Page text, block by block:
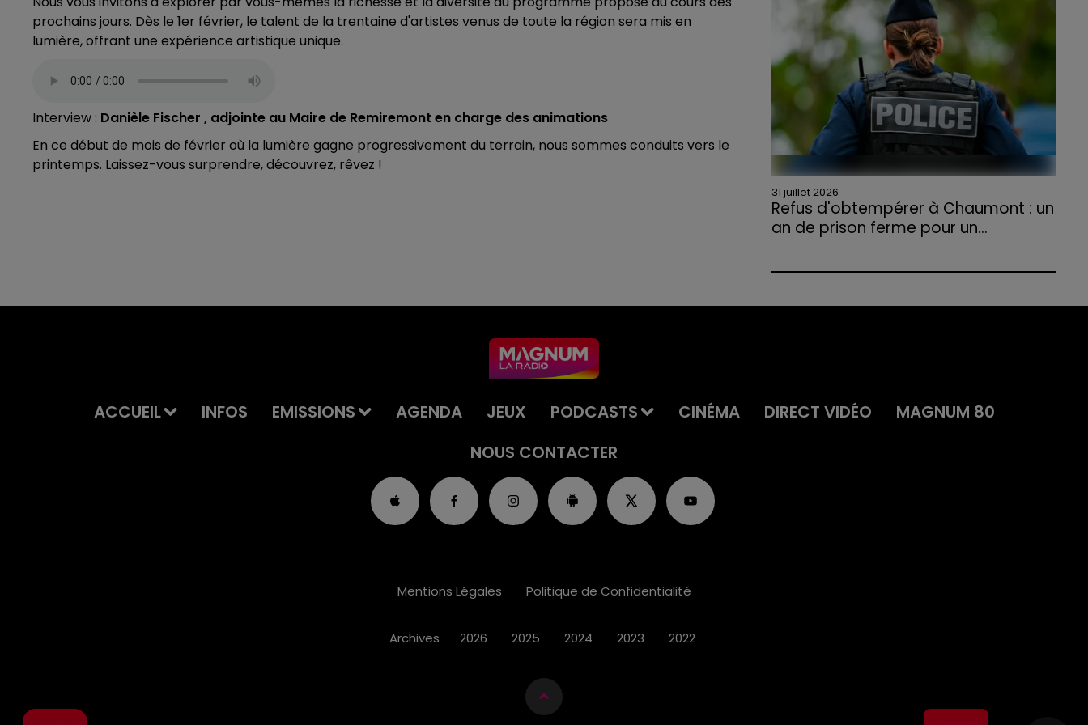
prochains jours. Dès le 1er février, le talent de la trentaine d'artistes venus de toute la région sera mis en
lumière, offrant une expérience artistique unique.
Interview : Danièle Fischer , adjointe au Maire de Remiremont en charge des animations
En ce début de mois de février où la lumière gagne progressivement du terrain, nous sommes conduits vers le
printemps. Laissez-vous surprendre, découvrez, rêvez !
agriculteurs volontaires pour venir en aide...
31 juillet 2026
Refus d'obtempérer à Chaumont : un
an de prison ferme pour un...
l'annulation de son permis et la confiscation
ACCUEIL INFOS EMISSIONS AGENDA JEUX PODCASTS CINÉMA DIRECT VIDÉO
MAGNUM 80
NOUS CONTACTER
Mentions Légales Politique de Confidentialité
Archives 2026 2025 2024 2023 2022